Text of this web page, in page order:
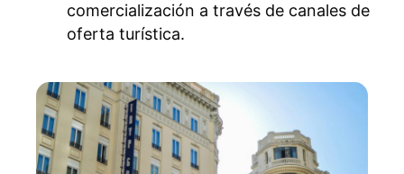
comercialización a través de canales de
oferta turística.